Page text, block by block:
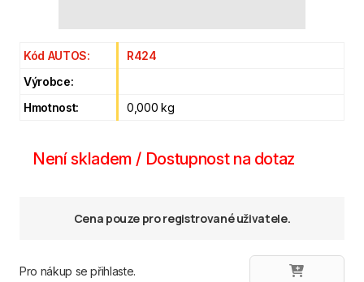
Kód AUTOS:
R424
Výrobce:
Hmotnost:
0,000 kg
Není skladem / Dostupnost na dotaz
Cena pouze pro registrované uživatele.
Pro nákup se přihlaste.